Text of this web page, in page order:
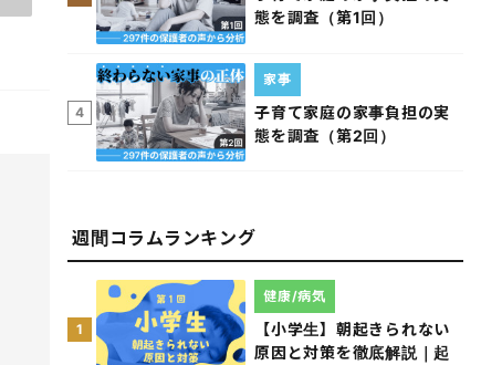
態を調査（第1回）
4
子育て家庭の家事負担の実
態を調査（第2回）
家事
週間コラムランキング
1
【小学生】朝起きられない
原因と対策を徹底解説｜起
健康/病気